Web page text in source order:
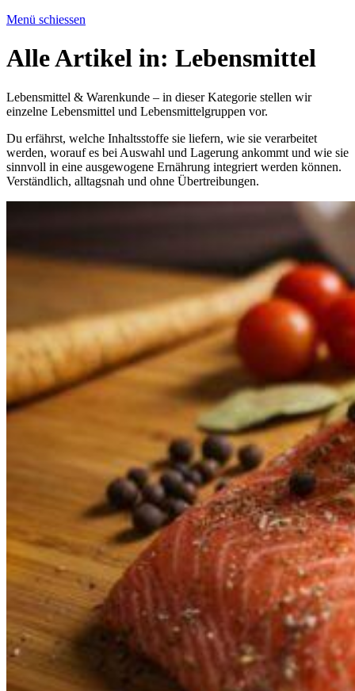
Menü schiessen
Alle Artikel in: Lebensmittel
Lebensmittel & Warenkunde – in dieser Kategorie stellen wir
einzelne Lebensmittel und Lebensmittelgruppen vor.
Du erfährst, welche Inhaltsstoffe sie liefern, wie sie verarbeitet
werden, worauf es bei Auswahl und Lagerung ankommt und wie sie
sinnvoll in eine ausgewogene Ernährung integriert werden können.
Verständlich, alltagsnah und ohne Übertreibungen.